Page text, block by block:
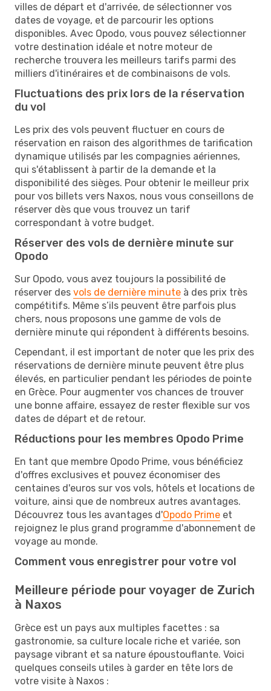
villes de départ et d'arrivée, de sélectionner vos
dates de voyage, et de parcourir les options
disponibles. Avec Opodo, vous pouvez sélectionner
votre destination idéale et notre moteur de
recherche trouvera les meilleurs tarifs parmi des
milliers d'itinéraires et de combinaisons de vols.
Fluctuations des prix lors de la réservation
du vol
Les prix des vols peuvent fluctuer en cours de
réservation en raison des algorithmes de tarification
dynamique utilisés par les compagnies aériennes,
qui s'établissent à partir de la demande et la
disponibilité des sièges. Pour obtenir le meilleur prix
pour vos billets vers Naxos, nous vous conseillons de
réserver dès que vous trouvez un tarif
correspondant à votre budget.
Réserver des vols de dernière minute sur
Opodo
Sur Opodo, vous avez toujours la possibilité de
réserver des vols de dernière minute à des prix très
compétitifs. Même s’ils peuvent être parfois plus
chers, nous proposons une gamme de vols de
dernière minute qui répondent à différents besoins.
Cependant, il est important de noter que les prix des
réservations de dernière minute peuvent être plus
élevés, en particulier pendant les périodes de pointe
en Grèce. Pour augmenter vos chances de trouver
une bonne affaire, essayez de rester flexible sur vos
dates de départ et de retour.
Réductions pour les membres Opodo Prime
En tant que membre Opodo Prime, vous bénéficiez
d'offres exclusives et pouvez économiser des
centaines d'euros sur vos vols, hôtels et locations de
voiture, ainsi que de nombreux autres avantages.
Découvrez tous les avantages d'Opodo Prime et
rejoignez le plus grand programme d'abonnement de
voyage au monde.
Comment vous enregistrer pour votre vol
Meilleure période pour voyager de Zurich
à Naxos
Grèce est un pays aux multiples facettes : sa
gastronomie, sa culture locale riche et variée, son
paysage vibrant et sa nature époustouflante. Voici
quelques conseils utiles à garder en tête lors de
votre visite à Naxos :